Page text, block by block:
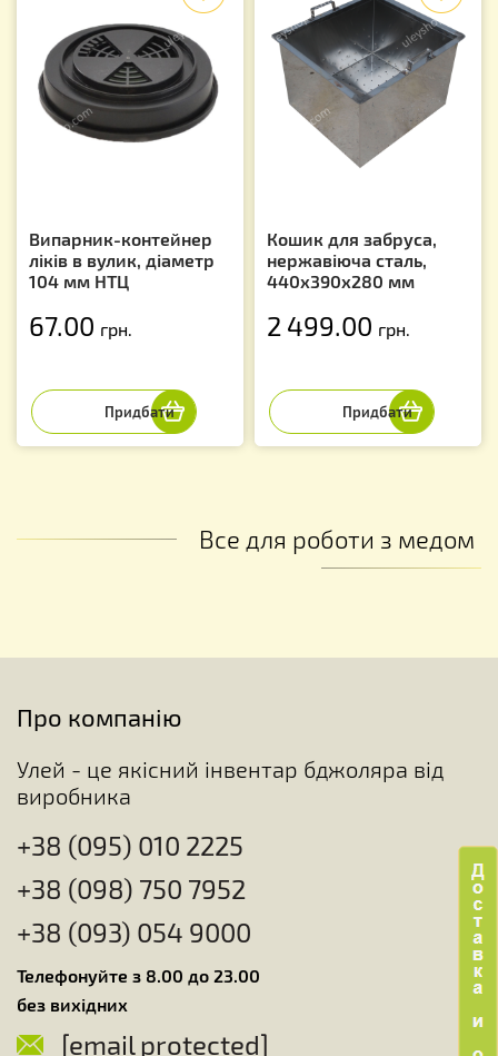
Випарник-контейнер
ліків в вулик, діаметр
104 мм НТЦ
67.00 грн.
Кошик для забруса,
нержавіюча сталь,
440х390х280 мм
2 499.00 грн.
Все для роботи з медом
Про компанію
Улей - це якісний інвентар бджоляра від
виробника
+38 (095) 010 2225
+38 (098) 750 7952
+38 (093) 054 9000
Телефонуйте з 8.00 до 23.00
без вихідних
[email protected]